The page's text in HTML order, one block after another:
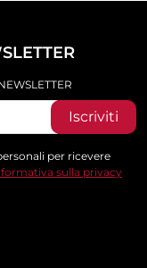
Iscriviti
per ricevere
sulla privacy